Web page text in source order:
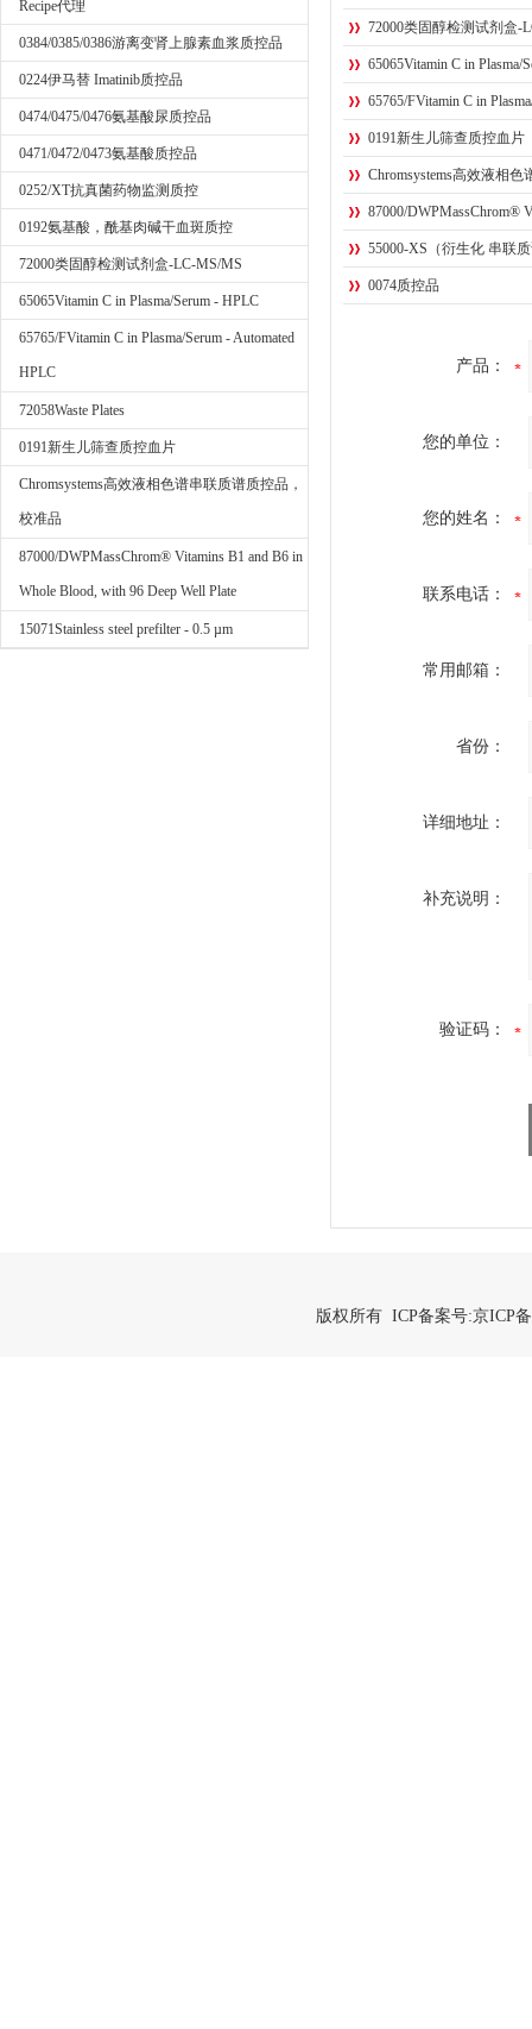
Recipe代理
0384/0385/0386游离变肾上腺素血浆质控品
0224伊马替 Imatinib质控品
0474/0475/0476氨基酸尿质控品
0471/0472/0473氨基酸质控品
0252/XT抗真菌药物监测质控
0192氨基酸，酰基肉碱干血斑质控
72000类固醇检测试剂盒-LC-MS/MS
65065Vitamin C in Plasma/Serum - HPLC
65765/FVitamin C in Plasma/Serum - Automated
HPLC
72058Waste Plates
0191新生儿筛查质控血片
Chromsystems高效液相色谱串联质谱质控品，
校准品
87000/DWPMassChrom® Vitamins B1 and B6 in
Whole Blood, with 96 Deep Well Plate
15071Stainless steel prefilter - 0.5 µm
72000类固醇检测试剂盒-
65065Vitamin C in Plasma/
65765/FVitamin C in
0191新生儿筛查质控血片
Chromsystems高效液相
87000/DWPMassChrom®
55000-XS（衍生化 串联
0074质控品
产品：
您的单位：
您的姓名：
联系电话：
常用邮箱：
省份：
详细地址：
补充说明：
验证码：
版权所有 ICP备案号:京ICP